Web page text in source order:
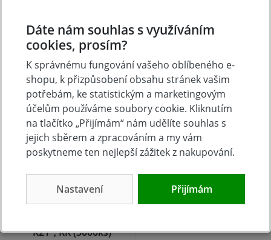
853 Kč Koupit 995 Kč
Hřebíky konvexní R20
R21°, RK (3000ks)
Dáte nám souhlas s využíváním
cookies, prosím?
K správnému fungování vašeho oblíbeného e-
shopu, k přizpůsobení obsahu stránek vašim
potřebám, ke statistickým a marketingovým
účelům používáme soubory cookie. Kliknutím
na tlačítko „Přijímám“ nám udělíte souhlas s
jejich sběrem a zpracováním a my vám
poskytneme ten nejlepší zážitek z nakupování.
Nastavení Přijímám